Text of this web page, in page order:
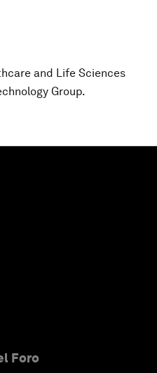
and Life Sciences
Group.
Foro